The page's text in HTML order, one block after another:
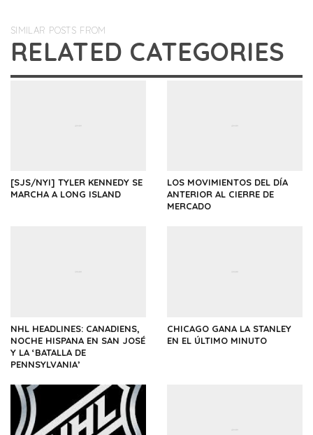
SIMILAR POSTS FROM
RELATED CATEGORIES
[SJS/NYI] TYLER KENNEDY SE
MARCHA A LONG ISLAND
LOS MOVIMIENTOS DEL DÍA
ANTERIOR AL CIERRE DE
MERCADO
NHL HEADLINES: CANADIENS,
NOCHE HISPANA EN SAN JOSÉ
Y LA ‘BATALLA DE
PENNSYLVANIA’
CHICAGO GANA LA STANLEY
EN EL ÚLTIMO MINUTO